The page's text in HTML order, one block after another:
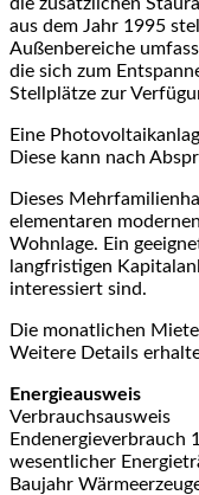
aus dem Jahr 1995
Außenbereiche
die sich zum
Stellplätze zur
Eine
Diese kann nach
Dieses
elementaren
Wohnlage. Ein
langfristigen
interessiert sind.
Die monatlichen
Weitere Details
Energieausweis
Verbrauchsausweis
Endenergieverbrauch
wesentlicher
Baujahr